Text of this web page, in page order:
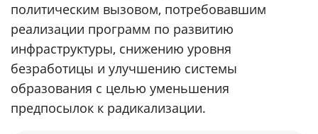
политическим вызовом, потребовавшим
реализации программ по развитию
инфраструктуры, снижению уровня
безработицы и улучшению системы
образования с целью уменьшения
предпосылок к радикализации.